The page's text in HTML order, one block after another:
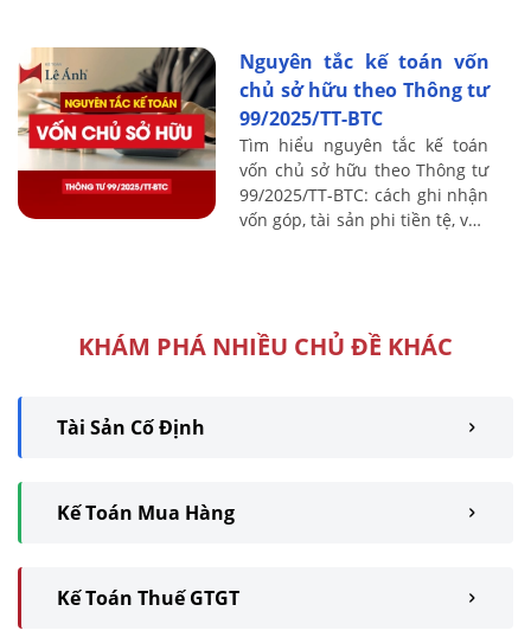
toán. Theo ...
Nguyên tắc kế toán vốn
chủ sở hữu theo Thông tư
99/2025/TT-BTC
Tìm hiểu nguyên tắc kế toán
vốn chủ sở hữu theo Thông tư
99/2025/TT-BTC: cách ghi nhận
vốn góp, tài sản phi tiền tệ, vốn
KHÁM PHÁ NHIỀU CHỦ ĐỀ KHÁC
Tài Sản Cố Định
Kế Toán Mua Hàng
Kế Toán Thuế GTGT